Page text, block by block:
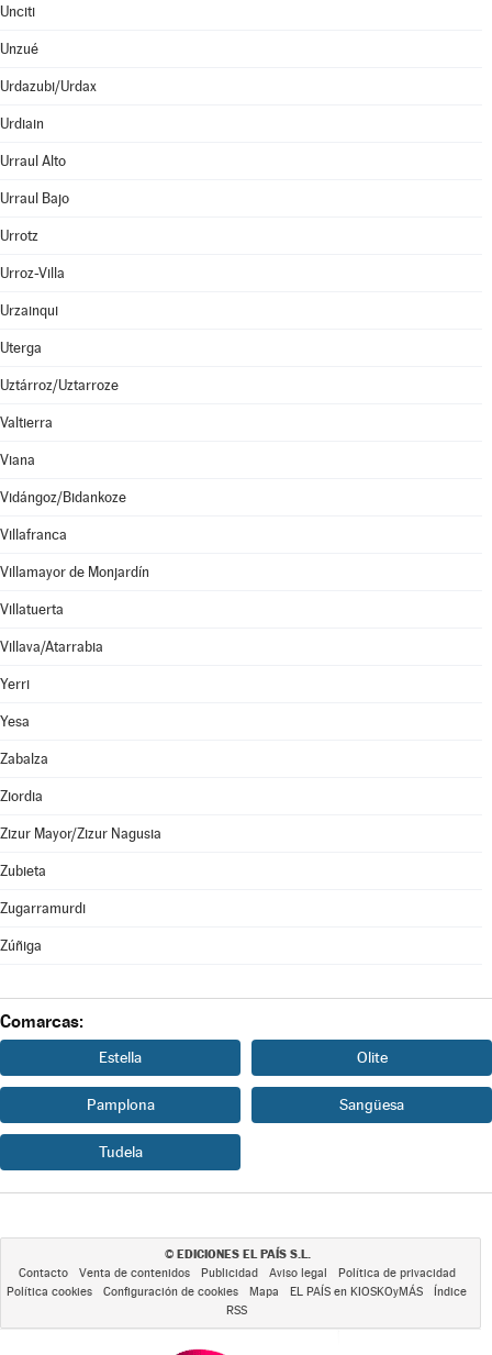
Unciti
Unzué
Urdazubi/Urdax
Urdiain
Urraul Alto
Urraul Bajo
Urrotz
Urroz-Villa
Urzainqui
Uterga
Uztárroz/Uztarroze
Valtierra
Viana
Vidángoz/Bidankoze
Villafranca
Villamayor de Monjardín
Villatuerta
Villava/Atarrabia
Yerri
Yesa
Zabalza
Ziordia
Zizur Mayor/Zizur Nagusia
Zubieta
Zugarramurdi
Zúñiga
Comarcas:
Estella Olite
Pamplona Sangüesa
Tudela
© EDICIONES EL PAÍS S.L.
Contacto Venta de contenidos Publicidad Aviso legal
Política de privacidad
Política cookies
Configuración de cookies Mapa EL PAÍS en KIOSKOyMÁS
Índice
RSS